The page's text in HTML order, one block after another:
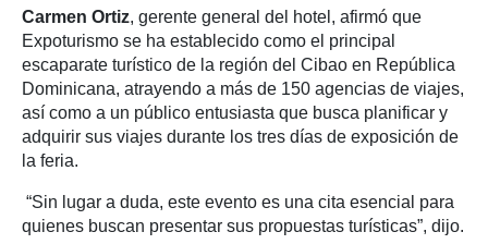
Carmen Ortiz, gerente general del hotel, afirmó que
Expoturismo se ha establecido como el principal
escaparate turístico de la región del Cibao en República
Dominicana, atrayendo a más de 150 agencias de viajes,
así como a un público entusiasta que busca planificar y
adquirir sus viajes durante los tres días de exposición de
la feria.
“Sin lugar a duda, este evento es una cita esencial para
quienes buscan presentar sus propuestas turísticas”, dijo.